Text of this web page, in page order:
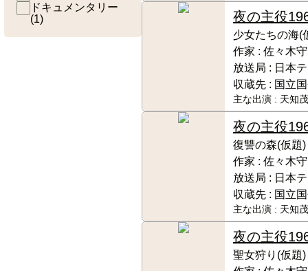
ドキュメンタリー
(1) 夜の主役
少女たちの海(
作家 : 佐々木守
放送局 : 日本
収蔵先 : 国立
主な出演 : 天知
夜の主役
復讐の森(仮題)
作家 : 佐々木守
放送局 : 日本
収蔵先 : 国立
主な出演 : 天知
夜の主役
聖女狩り(仮題)